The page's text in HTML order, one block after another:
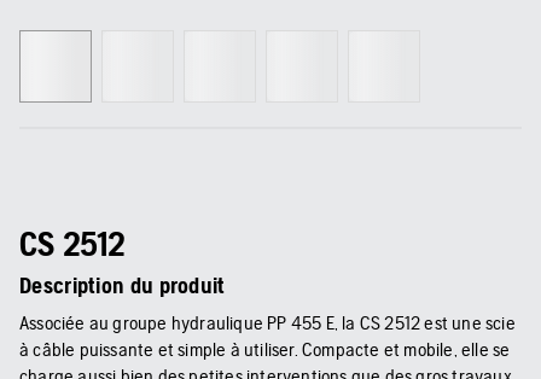
CS 2512
Description du produit
Associée au groupe hydraulique PP 455 E, la CS 2512 est une scie
à câble puissante et simple à utiliser. Compacte et mobile, elle se